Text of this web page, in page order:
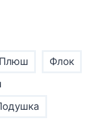
Плюш
Флок